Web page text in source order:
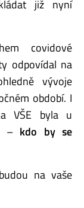
již nyní
covidové
odpovídal na
vývoje
období. I
VŠE byla u
– kdo by se
na vaše